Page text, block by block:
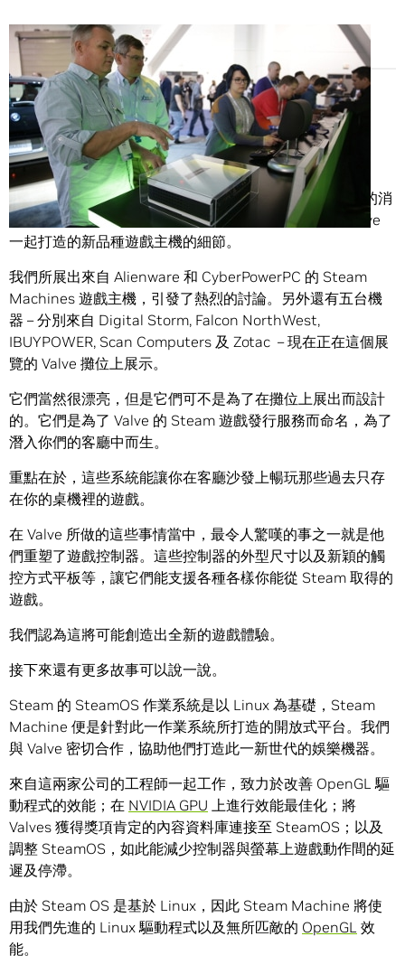
Share
你將會聽到很多關於我們的國際消費性電子展(CES)攤位的消
息，但是我們迫不及待想與你們分享一些有關我們和 Valve
一起打造的新品種遊戲主機的細節。
我們所展出來自 Alienware 和 CyberPowerPC 的 Steam
Machines 遊戲主機，引發了熱烈的討論。另外還有五台機
器 – 分別來自 Digital Storm, Falcon NorthWest,
IBUYPOWER, Scan Computers 及 Zotac – 現在正在這個展
覽的 Valve 攤位上展示。
它們當然很漂亮，但是它們可不是為了在攤位上展出而設計
的。它們是為了 Valve 的 Steam 遊戲發行服務而命名，為了
潛入你們的客廳中而生。
重點在於，這些系統能讓你在客廳沙發上暢玩那些過去只存
在你的桌機裡的遊戲。
在 Valve 所做的這些事情當中，最令人驚嘆的事之一就是他
們重塑了遊戲控制器。這些控制器的外型尺寸以及新穎的觸
控方式平板等，讓它們能支援各種各樣你能從 Steam 取得的
遊戲。
我們認為這將可能創造出全新的遊戲體驗。
接下來還有更多故事可以說一說。
Steam 的 SteamOS 作業系統是以 Linux 為基礎，Steam
Machine 便是針對此一作業系統所打造的開放式平台。我們
與 Valve 密切合作，協助他們打造此一新世代的娛樂機器。
來自這兩家公司的工程師一起工作，致力於改善 OpenGL 驅
動程式的效能；在 NVIDIA GPU 上進行效能最佳化；將
Valves 獲得獎項肯定的內容資料庫連接至 SteamOS；以及
調整 SteamOS，如此能減少控制器與螢幕上遊戲動作間的延
遲及停滯。
由於 Steam OS 是基於 Linux，因此 Steam Machine 將使
用我們先進的 Linux 驅動程式以及無所匹敵的 OpenGL 效
能。